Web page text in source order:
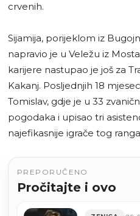
crvenih.
Sijamija, porijeklom iz
napravio je u Veležu iz
karijere nastupao je još za
Kakanj. Posljednjih 18
Tomislav, gdje je u 33
pogodaka i upisao tri
najefikasnije igrače tog
PREPORUČENO
Pročitajte i ovo